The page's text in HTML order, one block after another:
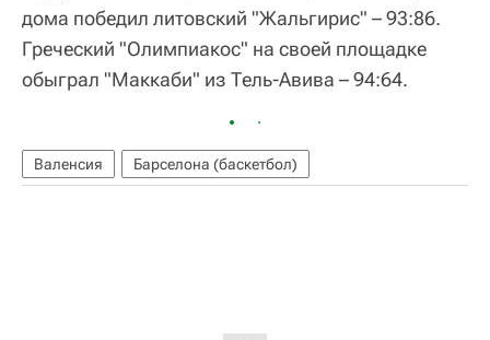
дома победил литовский "Жальгирис" – 93:86.
Греческий "Олимпиакос" на своей площадке
обыграл "Маккаби" из Тель-Авива – 94:64.
Валенсия Барселона (баскетбол)